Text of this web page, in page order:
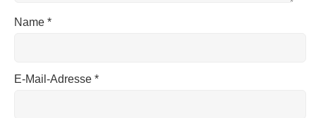
Name *
E-Mail-Adresse *